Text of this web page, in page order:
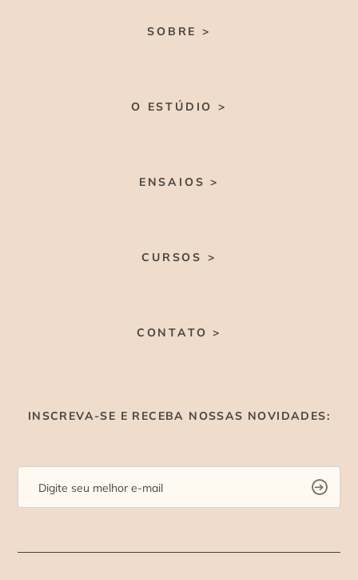
SOBRE >
O ESTÚDIO >
ENSAIOS >
CURSOS >
CONTATO >
INSCREVA-SE E RECEBA NOSSAS NOVIDADES: